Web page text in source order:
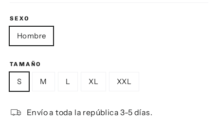
SEXO
Hombre
TAMAÑO
S M L XL XXL
Envío a toda la república 3-5 días.